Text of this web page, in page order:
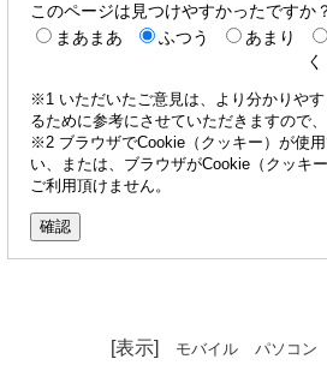
このページは見つけやすかったですか
まあまあ
ふつう あまり
く
※1 いただいたご意見は、より分かりや
るために参考にさせていただきますので
※2 ブラウザでCookie（クッキー）が使
い、または、ブラウザがCookie（クッキ
ご利用頂けません。
[表示] モバイル パソコン